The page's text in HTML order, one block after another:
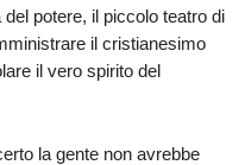
potere, il piccolo teatro di
il cristianesimo
il vero spirito del
la gente non avrebbe